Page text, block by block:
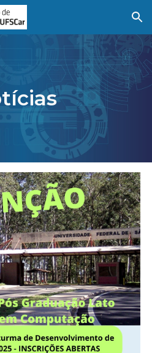
Skip to navigation